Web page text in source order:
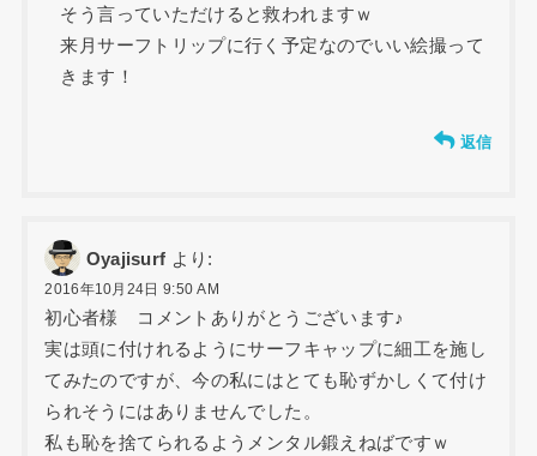
そう言っていただけると救われますｗ
来月サーフトリップに行く予定なのでいい絵撮って
きます！
返信
Oyajisurf より:
2016年10月24日 9:50 AM
初心者様 コメントありがとうございます♪
実は頭に付けれるようにサーフキャップに細工を施し
てみたのですが、今の私にはとても恥ずかしくて付け
られそうにはありませんでした。
私も恥を捨てられるようメンタル鍛えねばですｗ